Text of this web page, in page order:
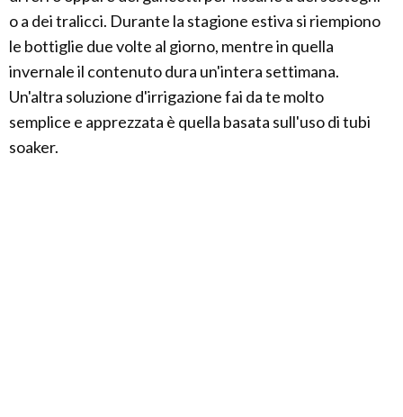
o a dei tralicci. Durante la stagione estiva si riempiono
le bottiglie due volte al giorno, mentre in quella
invernale il contenuto dura un'intera settimana.
Un'altra soluzione d'irrigazione fai da te molto
semplice e apprezzata è quella basata sull'uso di tubi
soaker.